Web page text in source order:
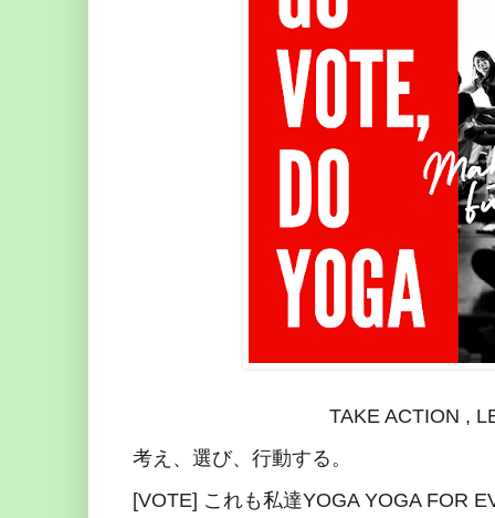
TAKE ACTION ,
考え、選び、行動する。
[VOTE] これも私達YOGA YOGA FOR